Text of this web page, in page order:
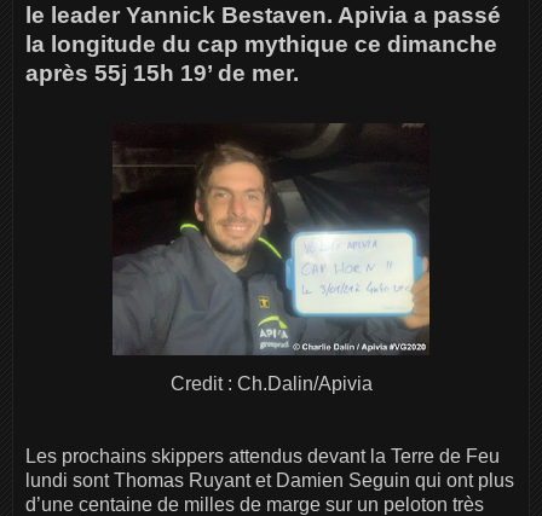
le leader Yannick Bestaven. Apivia a passé
la longitude du cap mythique ce dimanche
après 55j 15h 19’ de mer.
Credit : Ch.Dalin/Apivia
Les prochains skippers attendus devant la Terre de Feu
lundi sont Thomas Ruyant et Damien Seguin qui ont plus
d’une centaine de milles de marge sur un peloton très